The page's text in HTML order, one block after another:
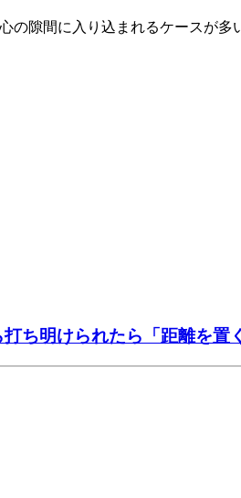
の隙間に入り込まれるケースが多
ち明けられたら「距離を置